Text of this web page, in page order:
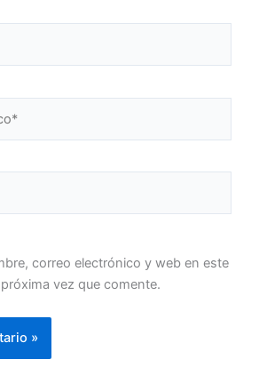
correo electrónico y web en este
vez que comente.